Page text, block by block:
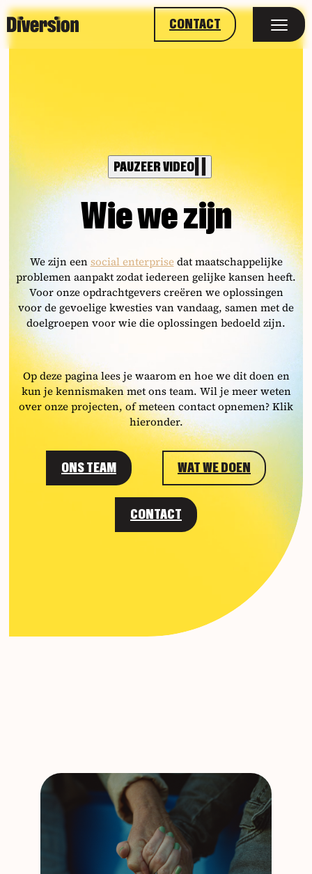
CONTACT
PAUZEER VIDEO
Wie we zijn
We zijn eensocial enterprisedat maatschappelijke
problemen aanpakt zodat iedereen gelijke kansen heeft.
Voor onze opdrachtgevers creëren we oplossingen
voor de gevoelige kwesties van vandaag, samen met de
doelgroepen voor wie die oplossingen bedoeld zijn.
Op deze pagina lees je waarom en hoe we dit doen en
kun je kennismaken met ons team. Wil je meer weten
over onze projecten, of meteen contact opnemen? Klik
hieronder.
ONS TEAM WAT WE DOEN
CONTACT